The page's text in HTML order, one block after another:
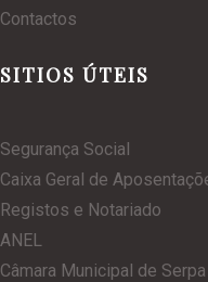
Contactos
SITIOS ÚTEIS
Segurança Social
Caixa Geral de
Registos e Notariado
ANEL
Câmara Municipal de Serpa